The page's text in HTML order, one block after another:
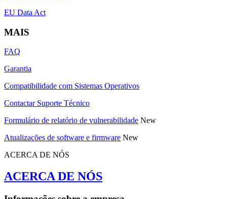
EU Data Act
MAIS
FAQ
Garantia
Compatibilidade com Sistemas Operativos
Contactar Suporte Técnico
Formulário de relatório de vulnerabilidade New
Atualizações de software e firmware New
ACERCA DE NÓS
ACERCA DE NÓS